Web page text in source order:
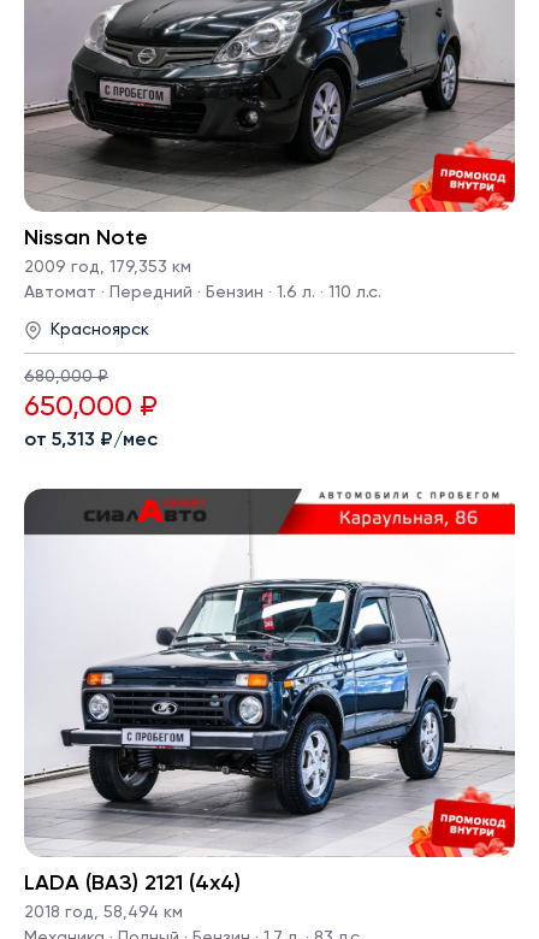
Nissan Note
2009 год, 179,353 км
Автомат · Передний · Бензин · 1.6 л. · 110 л.с.
Красноярск
680,000 ₽
650,000 ₽
от 5,313 ₽/мес
LADA (ВАЗ) 2121 (4x4)
2018 год, 58,494 км